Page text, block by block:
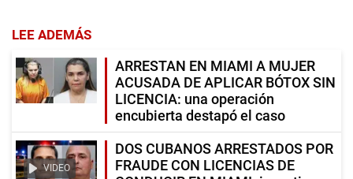
LEE ADEMÁS
ARRESTAN EN MIAMI A MUJER
ACUSADA DE APLICAR BÓTOX SIN
LICENCIA: una operación
encubierta destapó el caso
VIDEO
DOS CUBANOS ARRESTADOS POR
FRAUDE CON LICENCIAS DE